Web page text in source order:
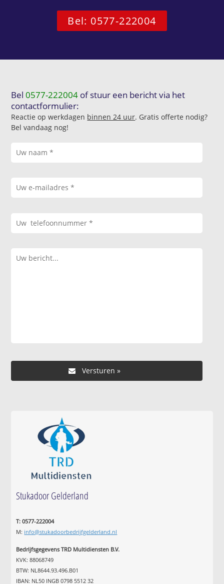
Bel: 0577-222004
Bel0577-222004 of stuur een bericht via het
contactformulier:
Reactie op werkdagen binnen 24 uur. Gratis offerte nodig?
Bel vandaag nog!
Stukadoor Gelderland
T: 0577-222004
M: info@stukadoorbedrijfgelderland.nl
Bedrijfsgegevens TRD Multidiensten B.V.
KVK: 88068749
BTW: NL8644.93.496.B01
IBAN: NL50 INGB 0798 5512 32